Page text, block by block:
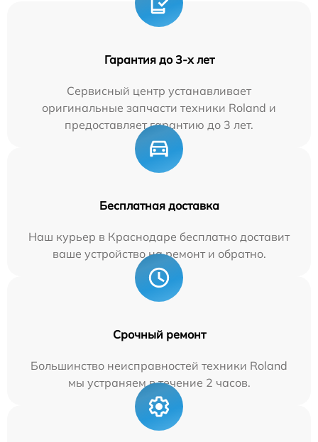
Гарантия до 3-х лет
Сервисный центр устанавливает
оригинальные запчасти техники Roland и
предоставляет гарантию до 3 лет.
Бесплатная доставка
Наш курьер в Краснодаре бесплатно доставит
ваше устройство на ремонт и обратно.
Срочный ремонт
Большинство неисправностей техники Roland
мы устраняем в течение 2 часов.